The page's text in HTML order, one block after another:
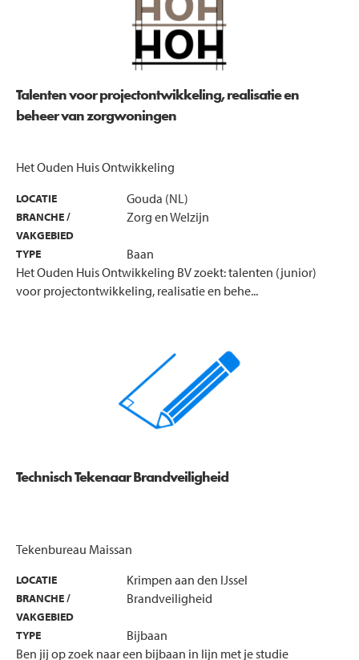
Talenten voor projectontwikkeling, realisatie en
beheer van zorgwoningen
Het Ouden Huis Ontwikkeling
LOCATIE Gouda (NL)
BRANCHE /
VAKGEBIED
Zorg en Welzijn
TYPE
Baan
Het Ouden Huis Ontwikkeling BV zoekt: talenten (junior)
voor projectontwikkeling, realisatie en behe...
Technisch Tekenaar Brandveiligheid
Tekenbureau Maissan
LOCATIE Krimpen aan den IJssel
BRANCHE /
VAKGEBIED
Brandveiligheid
TYPE
Bijbaan
Ben jij op zoek naar een bijbaan in lijn met je studie